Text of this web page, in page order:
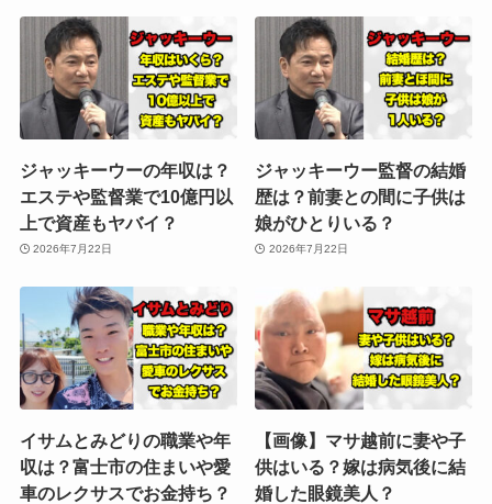
ジャッキーウーの年収は？
エステや監督業で10億円以
上で資産もヤバイ？
2026年7月22日
ジャッキーウー監督の結婚
歴は？前妻との間に子供は
娘がひとりいる？
2026年7月22日
イサムとみどりの職業や年
収は？富士市の住まいや愛
車のレクサスでお金持ち？
【画像】マサ越前に妻や子
供はいる？嫁は病気後に結
婚した眼鏡美人？